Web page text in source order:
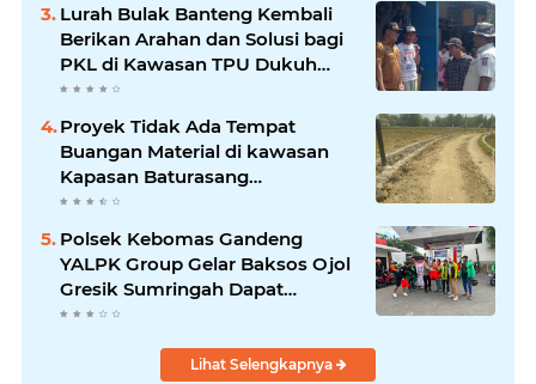
Lurah Bulak Banteng Kembali
Berikan Arahan dan Solusi bagi
PKL di Kawasan TPU Dukuh
Bulak Banteng Surabaya
Proyek Tidak Ada Tempat
Buangan Material di kawasan
Kapasan Baturasang
Dikeluhkan Warga, Material
Berserakan dan Dinilai
Membahayakan
Polsek Kebomas Gandeng
YALPK Group Gelar Baksos Ojol
Gresik Sumringah Dapat
Sembako dan BBM Gratis
Lihat Selengkapnya